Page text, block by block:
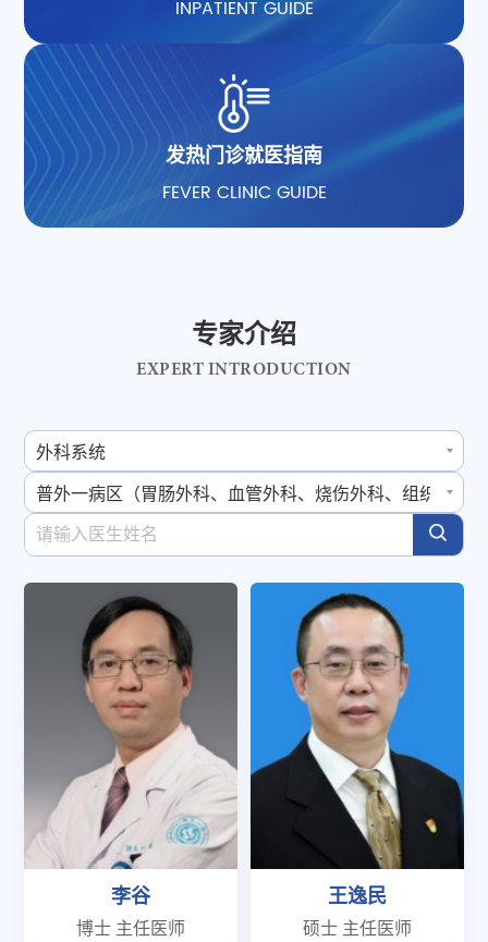
INPATIENT GUIDE
发热门诊就医指南
FEVER CLINIC GUIDE
专家介绍
EXPERT INTRODUCTION
李谷
博士 主任医师
王逸民
硕士 主任医师